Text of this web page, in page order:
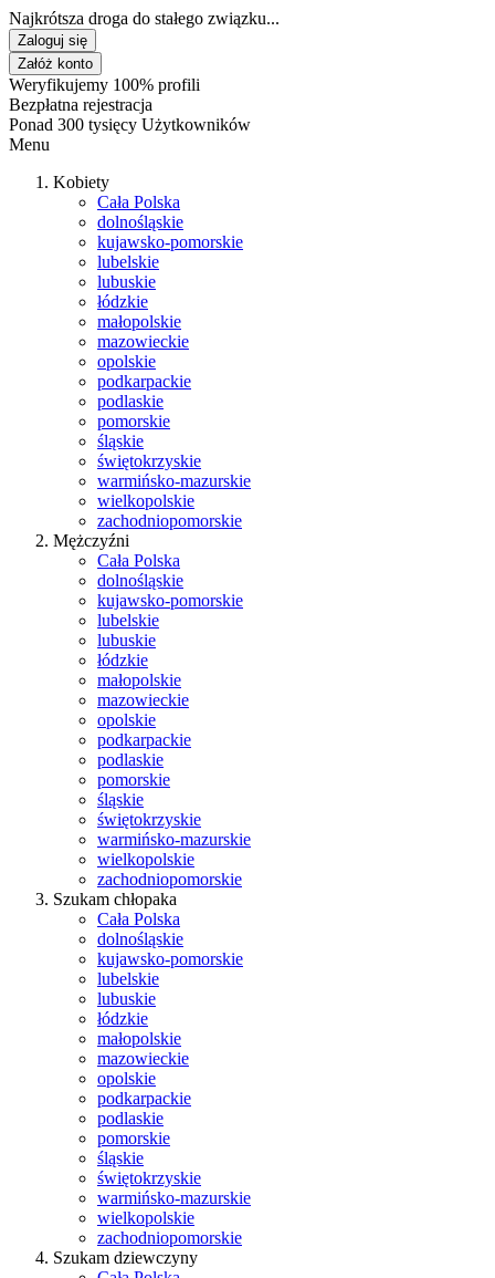
Najkrótsza droga do stałego związku...
Zaloguj się
Załóż konto
Weryfikujemy 100% profili
Bezpłatna rejestracja
Ponad 300 tysięcy Użytkowników
Menu
Kobiety
Cała Polska
dolnośląskie
kujawsko-pomorskie
lubelskie
lubuskie
łódzkie
małopolskie
mazowieckie
opolskie
podkarpackie
podlaskie
pomorskie
śląskie
świętokrzyskie
warmińsko-mazurskie
wielkopolskie
zachodniopomorskie
Mężczyźni
Cała Polska
dolnośląskie
kujawsko-pomorskie
lubelskie
lubuskie
łódzkie
małopolskie
mazowieckie
opolskie
podkarpackie
podlaskie
pomorskie
śląskie
świętokrzyskie
warmińsko-mazurskie
wielkopolskie
zachodniopomorskie
Szukam chłopaka
Cała Polska
dolnośląskie
kujawsko-pomorskie
lubelskie
lubuskie
łódzkie
małopolskie
mazowieckie
opolskie
podkarpackie
podlaskie
pomorskie
śląskie
świętokrzyskie
warmińsko-mazurskie
wielkopolskie
zachodniopomorskie
Szukam dziewczyny